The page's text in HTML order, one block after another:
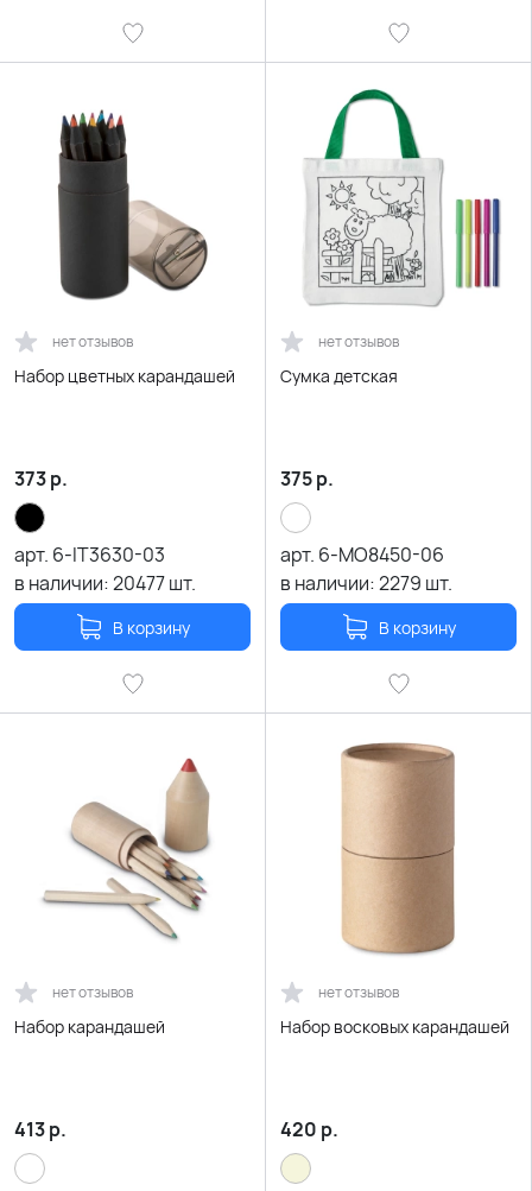
нет отзывов
Набор цветных карандашей
373р.
арт. 6-IT3630-03
в наличии:20477шт.
В корзину
нет отзывов
Сумка детская
375р.
арт. 6-MO8450-06
в наличии:2279 шт.
В корзину
нет отзывов
Набор карандашей
413р.
нет отзывов
Набор восковых карандашей
420 р.